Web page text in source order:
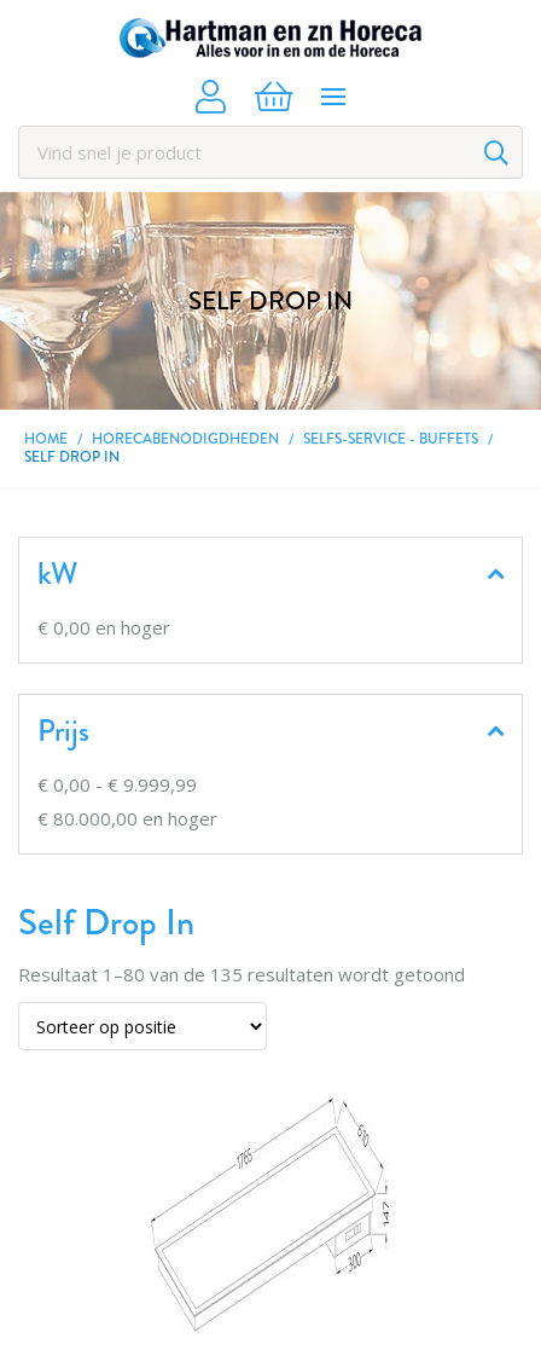
SELF DROP IN
HOME HORECABENODIGDHEDEN
SELFS-SERVICE - BUFFETS
SELF DROP IN
Self Drop In
Resultaat 1 –80 van de 135 resultaten wordt getoond
kW
€ 0,00 en hoger
Prijs
€ 0,00 - € 9.999,99
€ 80.000,00 en hoger